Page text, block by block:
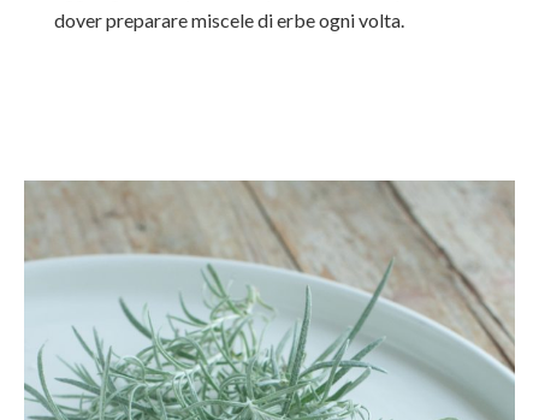
dover preparare miscele di erbe ogni volta.